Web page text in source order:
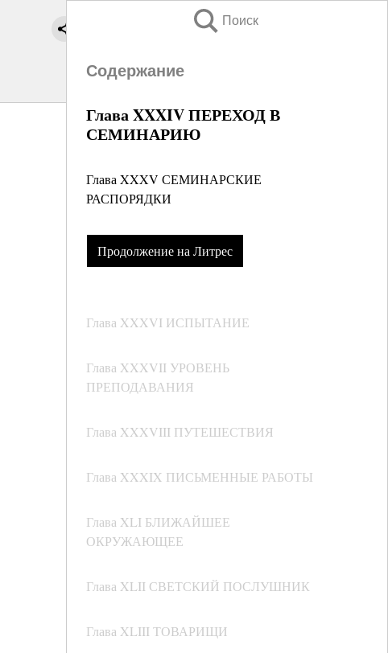
Поиск
Содержание
Глава XXXIV ПЕРЕХОД В
СЕМИНАРИЮ
Глава XXXV СЕМИНАРСКИЕ
РАСПОРЯДКИ
Продолжение на Литрес
Глава XXXVI ИСПЫТАНИЕ
Глава XXXVII УРОВЕНЬ
ПРЕПОДАВАНИЯ
Глава XXXVIII ПУТЕШЕСТВИЯ
Глава XXXIX ПИСЬМЕННЫЕ РАБОТЫ
Глава XLI БЛИЖАЙШЕЕ
ОКРУЖАЮЩЕЕ
Глава XLII СВЕТСКИЙ ПОСЛУШНИК
Глава XLIII ТОВАРИЩИ